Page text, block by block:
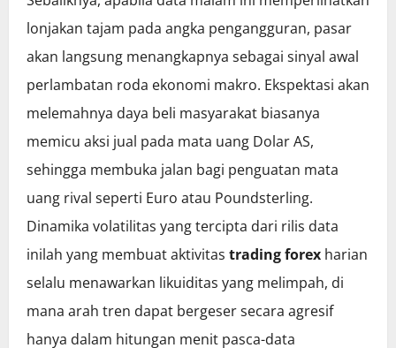
lonjakan tajam pada angka pengangguran, pasar
akan langsung menangkapnya sebagai sinyal awal
perlambatan roda ekonomi makro. Ekspektasi akan
melemahnya daya beli masyarakat biasanya
memicu aksi jual pada mata uang Dolar AS,
sehingga membuka jalan bagi penguatan mata
uang rival seperti Euro atau Poundsterling.
Dinamika volatilitas yang tercipta dari rilis data
inilah yang membuat aktivitas trading forex harian
selalu menawarkan likuiditas yang melimpah, di
mana arah tren dapat bergeser secara agresif
hanya dalam hitungan menit pasca-data